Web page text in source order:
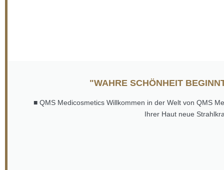
"WAHRE SCHÖNHEIT
■ QMS Medicosmetics Willkommen in der Welt von QMS
Ihrer Haut neue